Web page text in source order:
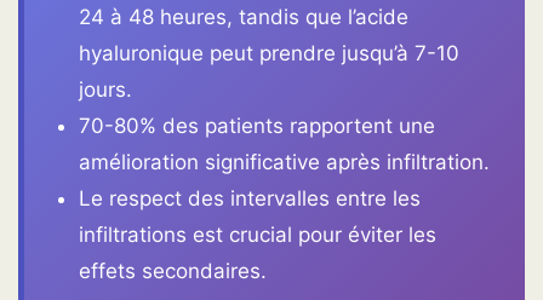
24 à 48 heures, tandis que l’acide
hyaluronique peut prendre jusqu’à 7-10
jours.
70-80% des patients rapportent une
amélioration significative après infiltration.
Le respect des intervalles entre les
infiltrations est crucial pour éviter les
effets secondaires.